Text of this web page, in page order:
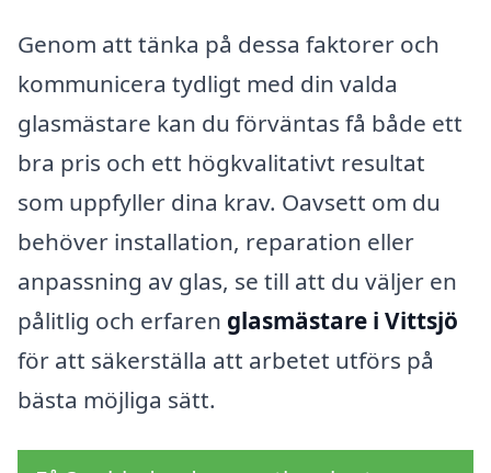
Genom att tänka på dessa faktorer och
kommunicera tydligt med din valda
glasmästare kan du förväntas få både ett
bra pris och ett högkvalitativt resultat
som uppfyller dina krav. Oavsett om du
behöver installation, reparation eller
anpassning av glas, se till att du väljer en
pålitlig och erfaren glasmästare i Vittsjö
för att säkerställa att arbetet utförs på
bästa möjliga sätt.